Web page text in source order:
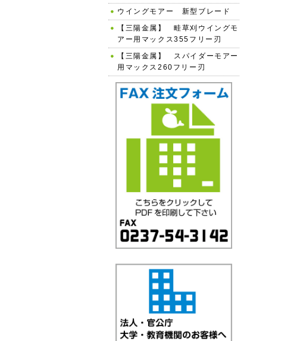
ウイングモアー 新型ブレード
【三陽金属】 畦草刈ウイングモ
アー用マックス355フリー刃
【三陽金属】 スパイダーモアー
用マックス260フリー刃